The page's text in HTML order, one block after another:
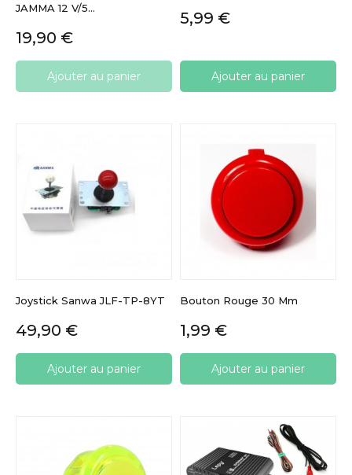
JAMMA 12 V/5...
Prix
19,90 €
Ajouter au panier
Prix
5,99 €
Ajouter au panier
Joystick Sanwa JLF-TP-8YT
Prix
49,90 €
Ajouter au panier
Bouton Rouge 30 Mm
Prix
1,99 €
Ajouter au panier